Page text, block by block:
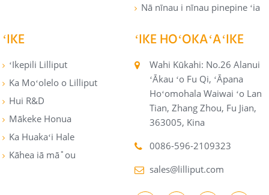
Nā nīnau i nīnau pinepine ʻia
ʻIKE
ʻIkepili Lilliput
Ka Moʻolelo o Lilliput
Hui R&D
Mākeke Honua
Ka Huakaʻi Hale
Kāhea iā mā˚ou
ʻIKE HOʻOKAʻAʻIKE
Wahi Kūkahi: No.26 Alanui
ʻĀkau ʻo Fu Qi, ʻĀpana
Hoʻomohala Waiwai ʻo Lan
Tian, ​​Zhang Zhou, Fu Jian,
363005, Kina
0086-596-2109323
sales@lilliput.com